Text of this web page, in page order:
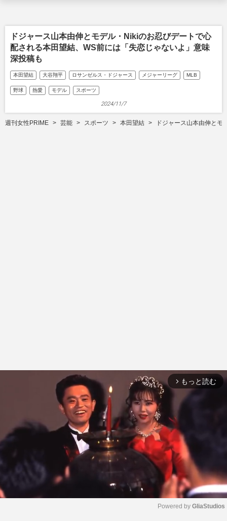
ドジャース山本由伸とモデル・Nikiのお忍びデートで心
配される本田望結、WS前には「失恋じゃないよ」意味
深投稿も
本田望結 大谷翔平 ロサンゼルス・ドジャース メジャーリーグ MLB
野球 熱愛 モデル スポーツ
2024/11/7
週刊女性PRIME 芸能 スポーツ 本田望結 ドジャース山本由伸と
arrow_forward_ios もっと読む
Powered by GliaStudios